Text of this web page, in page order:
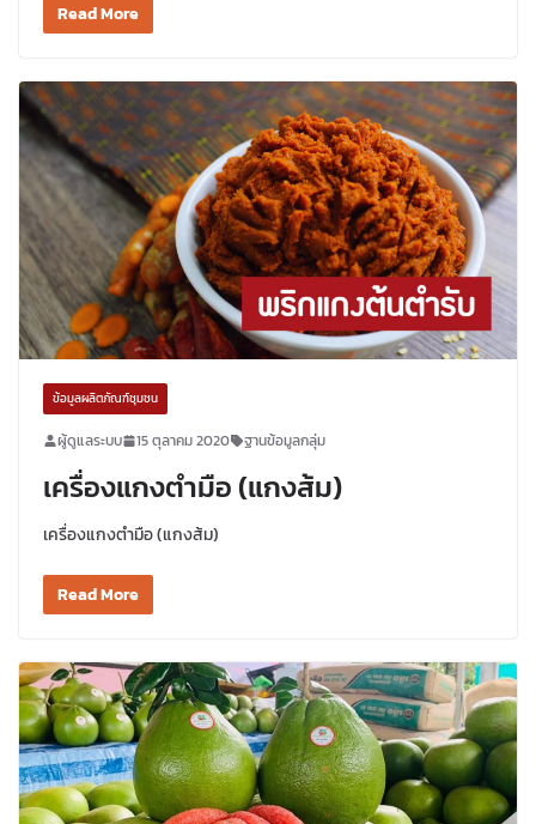
Read More
ข้อมูลผลิตภัณฑ์ชุมชน
ผู้ดูแลระบบ 15 ตุลาคม 2020 ฐานข้อมูลกลุ่ม
เครื่องแกงตำมือ (แกงส้ม)
เครื่องแกงตำมือ (แกงส้ม)
Read More